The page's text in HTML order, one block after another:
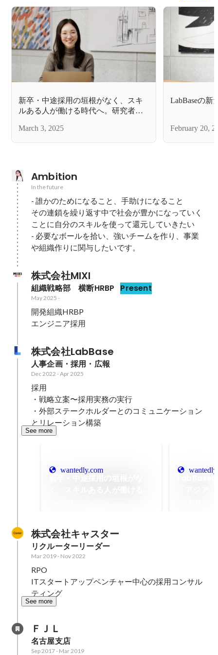
新卒・中途採用の垣根がなく、スキ
ルある人が働ける時代へ。研究者、
るLabBaseのマーケターたちが見据え
る未来とは？
March 3, 2025
LabBaseの新
February 20,
Ambition
In the future
- 誰かのためになること、手助けになること
その連鎖を繰り返す中で社会が豊かになっていく
ことに自分のスキルを使って還元していきたい
- 必要なボールを拾い、強いチームを作り、事業
や組織作りに関与したいです。
株式会社MIXI
組織戦略部　横断HRBP Present
May 2025 -
開発組織HRBP
エンジニア採用
株式会社LabBase
人事企画・採用・広報
Dec 2022 -Apr 2025
採用
・戦略立案〜採用実務の実行
・外部ステークホルダーとのコミュニケーション
とリレーション構築
See more
wantedly.com
が見据える未来とは？
株式会社キャスター
リクルーターリーダー
Mar 2019- Nov 2022
RPO
ITスタートアップベンチャー中心の採用コンサル
ティング
See more
ＦＪＬ
名古屋支店
Sep 2017- Mar 2019